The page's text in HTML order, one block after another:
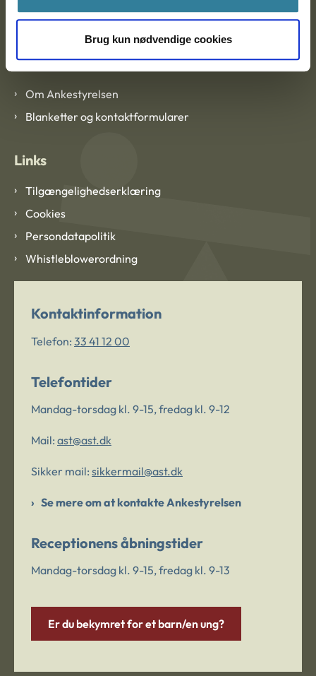
Brug kun nødvendige cookies
CVR: 1007 4002
Om Ankestyrelsen
Om Ankestyrelsen
Blanketter og kontaktformularer
Links
Tilgængelighedserklæring
Cookies
Persondatapolitik
Whistleblowerordning
Kontaktinformation
Telefon: 33 41 12 00
Telefontider
Mandag-torsdag kl. 9-15, fredag kl. 9-12
Mail: ast@ast.dk
Sikker mail: sikkermail@ast.dk
Se mere om at kontakte Ankestyrelsen
Receptionens åbningstider
Mandag-torsdag kl. 9-15, fredag kl. 9-13
Er du bekymret for et barn/en ung?